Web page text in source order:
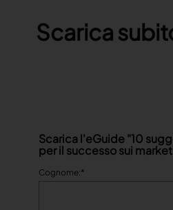
Scarica
Scarica l'eGuide "10
per il successo sui
*
Cognome: